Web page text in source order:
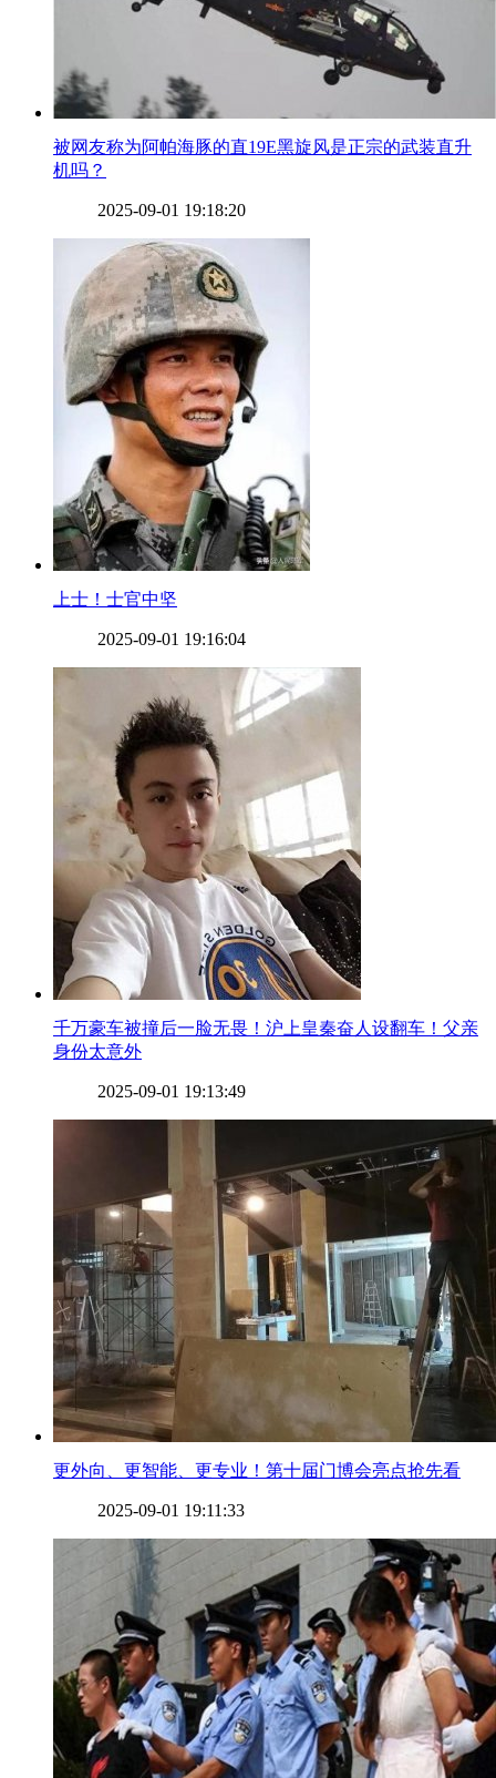
​被网友称为阿帕海豚的直19E黑旋风是正宗的武装直升
机吗？
2025-09-01 19:18:20
​上士！士官中坚
2025-09-01 19:16:04
​千万豪车被撞后一脸无畏！沪上皇秦奋人设翻车！父亲
身份太意外
2025-09-01 19:13:49
​更外向、更智能、更专业！第十届门博会亮点抢先看
2025-09-01 19:11:33